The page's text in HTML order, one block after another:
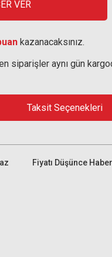
VER
kazanacaksınız.
siparişler aynı gün
Taksit Seçenekleri
Fiyatı Düşünce